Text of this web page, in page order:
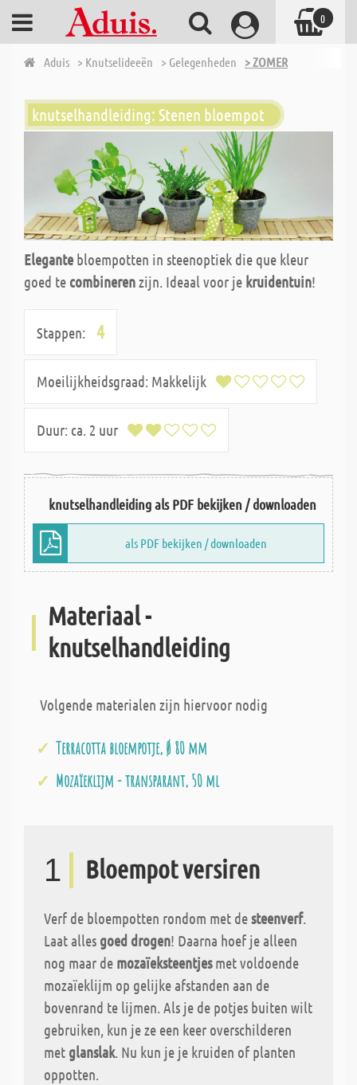
Aduis > Knutselideeën > Gelegenheden > ZOMER
knutselhandleiding: Stenen bloempot
Elegante bloempotten in steenoptiek die que kleur
goed te combinerenzijn. Ideaal voor je kruidentuin!
Stappen: 4
Moeilijkheidsgraad: Makkelijk
Duur: ca. 2 uur
knutselhandleiding als PDF bekijken / downloaden
als PDF bekijken / downloaden
Materiaal -
knutselhandleiding
Volgende materialen zijn hiervoor nodig
Terracotta bloempotje, Ø 80 mm
Mozaïeklijm - transparant, 50 ml
1 Bloempot versiren
Verf de bloempotten rondom met desteenverf.
Laat alles goed drogen! Daarna hoef je alleen
nog maar de mozaïeksteentjesmet voldoende
mozaïeklijm op gelijke afstanden aan de
bovenrand te lijmen. Als je de potjes buiten wilt
gebruiken, kun je ze een keer overschilderen
met glanslak. Nu kun je je kruiden of planten
oppotten.
0